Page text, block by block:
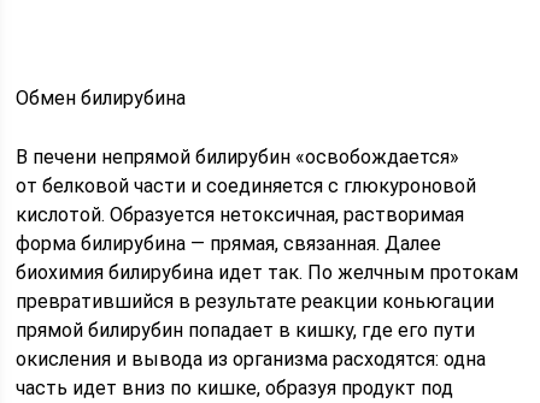
Обмен билирубина
В печени непрямой билирубин «освобождается»
от белковой части и соединяется с глюкуроновой
кислотой. Образуется нетоксичная, растворимая
форма билирубина — прямая, связанная. Далее
биохимия билирубина идет так. По желчным протокам
превратившийся в результате реакции коньюгации
прямой билирубин попадает в кишку, где его пути
окисления и вывода из организма расходятся: одна
часть идет вниз по кишке, образуя продукт под